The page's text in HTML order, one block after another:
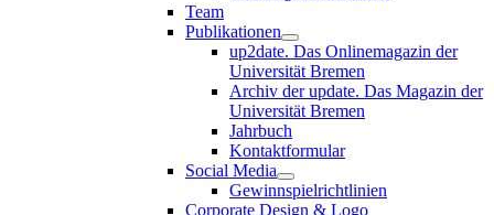
Team
Publikationen
up2date. Das Onlinemagazin der
Universität Bremen
Archiv der update. Das Magazin der
Universität Bremen
Jahrbuch
Kontaktformular
Social Media
Gewinnspielrichtlinien
Corporate Design & Logo